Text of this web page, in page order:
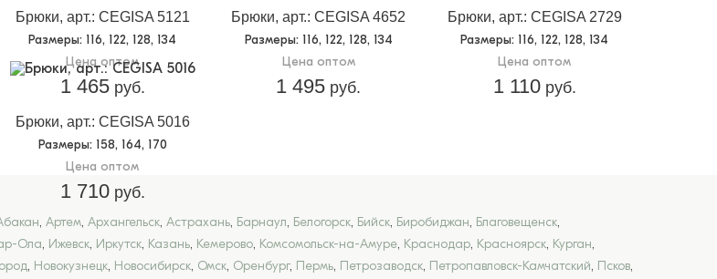
Брюки, арт.: CEGISA 5121
Размеры: 116, 122, 128, 134
Цена оптом
1 465руб.
Брюки, арт.: CEGISA 4652
Размеры: 116, 122, 128, 134
Цена оптом
1 495 руб.
Брюки, арт.: CEGISA 2729
Размеры: 116, 122, 128, 134
Цена оптом
1 110руб.
Брюки, арт.: CEGISA 5016
Размеры: 158, 164, 170
Цена оптом
1 710руб.
, Артем, Архангельск, Астрахань, Барнаул, Белогорск, Бийск, Биробиджан, Благовещенск,
Ола, Ижевск, Иркутск, Казань, Кемерово, Комсомольск-на-Амуре, Краснодар, Красноярск, Курган,
, Новокузнецк, Новосибирск, Омск, Оренбург, Пермь, Петрозаводск, Петропавловск-Камчатский, Псков,